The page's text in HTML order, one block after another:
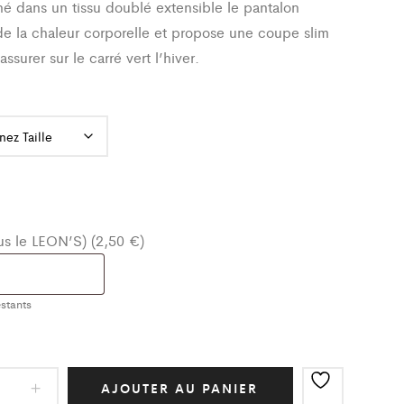
dans un tissu doublé extensible le pantalon
la chaleur corporelle et propose une coupe slim
sur le carré vert l’hiver.
le LEON’S) (2,50 €)
AJOUTER AU PANIER